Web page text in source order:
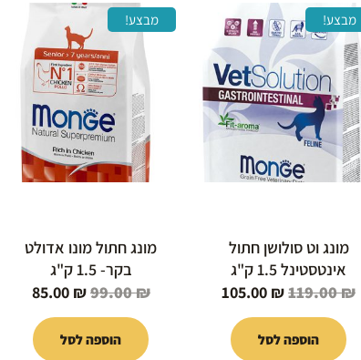
מבצע!
מונג וט סולושן חתול
אינטסטינל 1.5 ק"ג
119.00₪
המחיר
המקורי
היה:
119.00 ₪.
105.00 ₪
הוא:
105.00 ₪.
הוספה לסל
מבצע!
מונג חתול מונו אדולט
בקר- 1.5 ק"ג
99.00₪
המחיר
המקורי
היה:
99.00 ₪.
85.00 ₪
הוא:
הוספה לסל